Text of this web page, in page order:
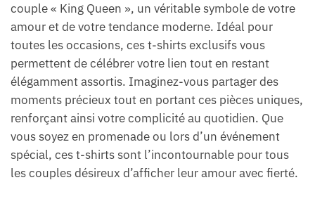
couple « King Queen », un véritable symbole de votre
amour et de votre tendance moderne. Idéal pour
toutes les occasions, ces t-shirts exclusifs vous
permettent de célébrer votre lien tout en restant
élégamment assortis. Imaginez-vous partager des
moments précieux tout en portant ces pièces uniques,
renforçant ainsi votre complicité au quotidien. Que
vous soyez en promenade ou lors d’un événement
spécial, ces t-shirts sont l’incontournable pour tous
les couples désireux d’afficher leur amour avec fierté.